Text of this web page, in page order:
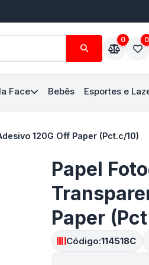
0 0
Face Bebês Esportes e
120G Off Paper (Pct.c/10)
Papel
Paper
Código:114518C